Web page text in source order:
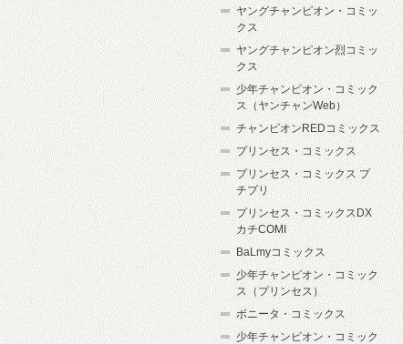
ヤングチャンピオン・コミッ
クス
ヤングチャンピオン烈コミッ
クス
少年チャンピオン・コミック
ス（ヤンチャンWeb）
チャンピオンREDコミックス
プリンセス・コミックス
プリンセス・コミックス プ
チプリ
プリンセス・コミックスDX
カチCOMI
BaLmyコミックス
少年チャンピオン・コミック
ス（プリンセス）
ボニータ・コミックス
少年チャンピオン・コミック